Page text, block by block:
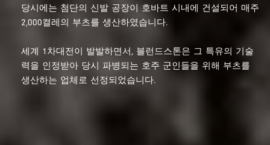
당시에는 첨단의 신발 공장이 호바트 시내에 건설되어 매주
2,000켤레의 부츠를 생산하였습니다.
세계 1차대전이 발발하면서, 블런드스톤은 그 특유의 기술
력을 인정받아 당시 파병되는 호주 군인들을 위해 부츠를
생산하는 업체로 선정되었습니다.